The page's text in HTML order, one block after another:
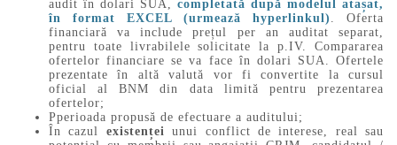
audit în dolari SUA, completată după modelul atașat,
în format EXCEL (urmează hyperlinkul) . Oferta
financiară va include prețul per an auditat separat,
pentru toate livrabilele solicitate la p.IV. Compararea
ofertelor financiare se va face în dolari SUA. Ofertele
prezentate în altă valută vor fi convertite la cursul
oficial al BNM din data limită pentru prezentarea
ofertelor;
Pperioada propusă de efectuare a auditului;
În cazul existenței unui conflict de interese, real sau